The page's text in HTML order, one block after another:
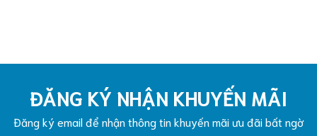
ĐĂNG KÝ NHẬN KHUYẾN MÃI
Đăng ký email để nhận thông tin khuyến mãi ưu đãi bất ngờ